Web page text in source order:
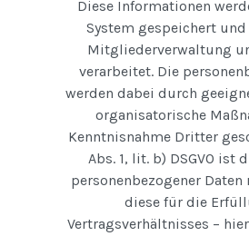
Diese Informationen
System gespeichert
Mitgliederverwaltung
verarbeitet. Die
werden dabei durch
organisatorische
Kenntnisnahme Dritter
Abs. 1, lit. b) DSGVO ist
personenbezogener
diese für die
Vertragsverhältnisses –